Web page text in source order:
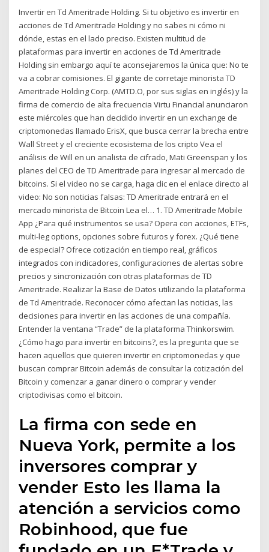
Invertir en Td Ameritrade Holding. Si tu objetivo es invertir en
acciones de Td Ameritrade Holding y no sabes ni cómo ni
dónde, estas en el lado preciso. Existen multitud de
plataformas para invertir en acciones de Td Ameritrade
Holding sin embargo aquí te aconsejaremos la única que: No te
va a cobrar comisiones. El gigante de corretaje minorista TD
Ameritrade Holding Corp. (AMTD.O, por sus siglas en inglés) y la
firma de comercio de alta frecuencia Virtu Financial anunciaron
este miércoles que han decidido invertir en un exchange de
criptomonedas llamado ErisX, que busca cerrar la brecha entre
Wall Street y el creciente ecosistema de los cripto Vea el
análisis de Will en un analista de cifrado, Mati Greenspan y los
planes del CEO de TD Ameritrade para ingresar al mercado de
bitcoins. Si el video no se carga, haga clic en el enlace directo al
video: No son noticias falsas: TD Ameritrade entrará en el
mercado minorista de Bitcoin Lea el… 1. TD Ameritrade Mobile
App ¿Para qué instrumentos se usa? Opera con acciones, ETFs,
multi-leg options, opciones sobre futuros y forex. ¿Qué tiene
de especial? Ofrece cotización en tiempo real, gráficos
integrados con indicadores, configuraciones de alertas sobre
precios y sincronización con otras plataformas de TD
Ameritrade. Realizar la Base de Datos utilizando la plataforma
de Td Ameritrade. Reconocer cómo afectan las noticias, las
decisiones para invertir en las acciones de una compañía.
Entender la ventana “Trade” de la plataforma Thinkorswim.
¿Cómo hago para invertir en bitcoins?, es la pregunta que se
hacen aquellos que quieren invertir en criptomonedas y que
buscan comprar Bitcoin además de consultar la cotización del
Bitcoin y comenzar a ganar dinero o comprar y vender
criptodivisas como el bitcoin.
La firma con sede en
Nueva York, permite a los
inversores comprar y
vender Esto les llama la
atención a servicios como
Robinhood, que fue